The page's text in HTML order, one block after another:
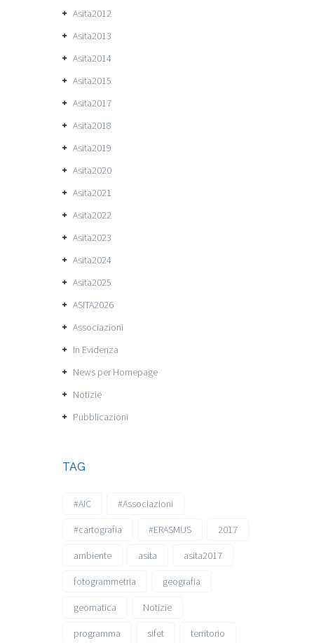
Asita2012
Asita2013
Asita2014
Asita2015
Asita2017
Asita2018
Asita2019
Asita2020
Asita2021
Asita2022
Asita2023
Asita2024
Asita2025
ASITA2026
Associazioni
In Evidenza
News per Homepage
Notizie
Pubblicazioni
TAG
#AIC #Associazioni
#cartografia #ERASMUS 2017
ambiente asita asita2017
fotogrammetria geografia
geomatica Notizie
programma sifet territorio